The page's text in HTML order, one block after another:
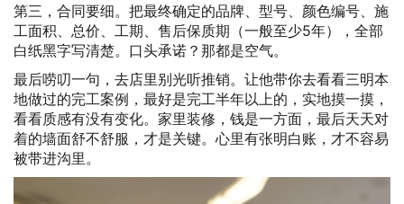
第三，合同要细。把最终确定的品牌、型号、颜色编号、施
工面积、总价、工期、售后保质期（一般至少5年），全部
白纸黑字写清楚。口头承诺？那都是空气。
最后唠叨一句，去店里别光听推销。让他带你去看看三明本
地做过的完工案例，最好是完工半年以上的，实地摸一摸，
看看质感有没有变化。家里装修，钱是一方面，最后天天对
着的墙面舒不舒服，才是关键。心里有张明白账，才不容易
被带进沟里。